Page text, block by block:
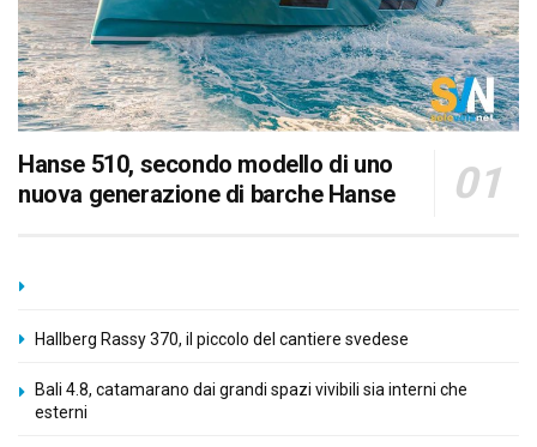
Hanse 510, secondo modello di uno
nuova generazione di barche Hanse
Hallberg Rassy 370, il piccolo del cantiere svedese
Bali 4.8, catamarano dai grandi spazi vivibili sia interni che
esterni